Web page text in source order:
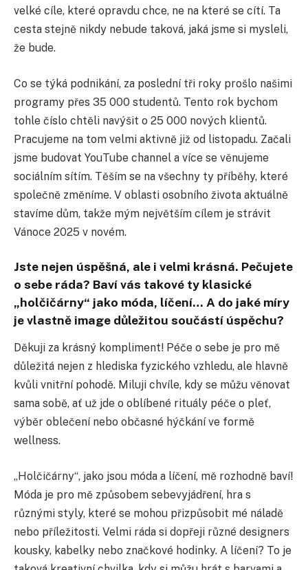
velké cíle, které opravdu chce, ne na které se cítí. Ta
cesta stejně nikdy nebude taková, jaká jsme si mysleli,
že bude.
Co se týká podnikání, za poslední tři roky prošlo našimi
programy přes 35 000 studentů. Tento rok bychom
tohle číslo chtěli navýšit o 25 000 nových klientů.
Pracujeme na tom velmi aktivně již od listopadu. Začali
jsme budovat YouTube channel a více se věnujeme
sociálním sítím. Těším se na všechny ty příběhy, které
společně změníme. V oblasti osobního života aktuálně
stavíme dům, takže mým největším cílem je strávit
Vánoce 2025 v novém.
Jste nejen úspěšná, ale i velmi krásná. Pečujete
o sebe ráda? Baví vás takové ty klasické
„holčičárny“ jako móda, líčení… A do jaké míry
je vlastně image důležitou součástí úspěchu?
Děkuji za krásný kompliment! Péče o sebe je pro mě
důležitá nejen z hlediska fyzického vzhledu, ale hlavně
kvůli vnitřní pohodě. Miluji chvíle, kdy se můžu věnovat
sama sobě, ať už jde o oblíbené rituály péče o pleť,
výběr oblečení nebo občasné hýčkání ve formě
wellness.
„Holčičárny“, jako jsou móda a líčení, mě rozhodně baví!
Móda je pro mě způsobem sebevyjádření, hra s
různými styly, které se mohou přizpůsobit mé náladě
nebo příležitosti. Velmi ráda si dopřeji různé designers
kousky, kabelky nebo značkové hodinky. A líčení? To je